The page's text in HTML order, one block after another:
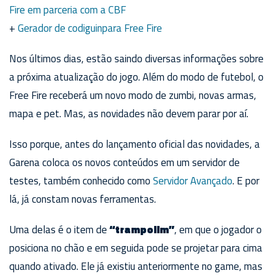
Fire em parceria com a CBF
+Gerador de codiguinpara Free Fire
Nos últimos dias, estão saindo diversas informações sobre
a próxima atualização do jogo. Além do modo de futebol, o
Free Fire receberá um novo modo de zumbi, novas armas,
mapa e pet. Mas, as novidades não devem parar por aí.
Isso porque, antes do lançamento oficial das novidades, a
Garena coloca os novos conteúdos em um servidor de
testes, também conhecido comoServidor Avançado. E por
lá, já constam novas ferramentas.
Uma delas é o item de“trampolim”, em que o jogador o
posiciona no chão e em seguida pode se projetar para cima
quando ativado. Ele já existiu anteriormente no game, mas